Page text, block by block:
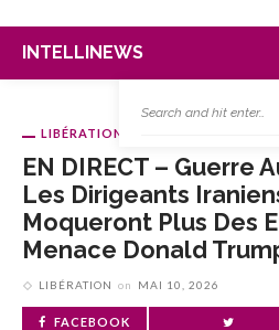
INTELLINEWS
LIBÉRATION
EN DIRECT – Guerre
Les Dirigeants
Moqueront Plus Des
Menace Donald
LIBÉRATION on MAI 10, 2026
FACEBOOK